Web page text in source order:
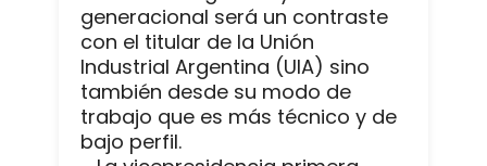
generacional será un contraste
con el titular de la Unión
Industrial Argentina (UIA) sino
también desde su modo de
trabajo que es más técnico y de
bajo perfil.